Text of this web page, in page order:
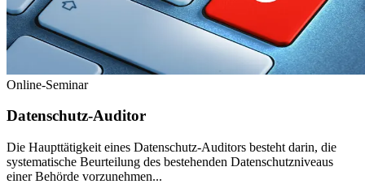
Online-Seminar
Datenschutz-Auditor
Die Haupttätigkeit eines Datenschutz-Auditors besteht darin, die
systematische Beurteilung des bestehenden Datenschutzniveaus
einer Behörde vorzunehmen...